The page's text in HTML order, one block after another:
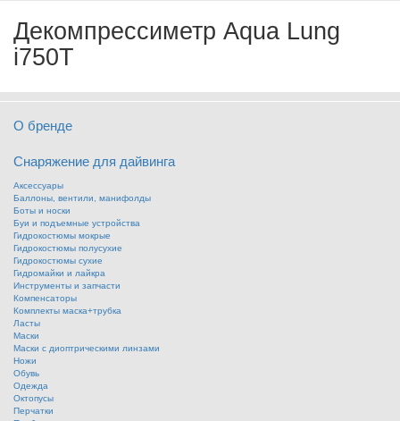
Декомпрессиметр Aqua Lung
i750T
О бренде
Снаряжение для дайвинга
Аксессуары
Баллоны, вентили, манифолды
Боты и носки
Буи и подъемные устройства
Гидрокостюмы мокрые
Гидрокостюмы полусухие
Гидрокостюмы сухие
Гидромайки и лайкра
Инструменты и запчасти
Компенсаторы
Комплекты маска+трубка
Ласты
Маски
Маски с диоптрическими линзами
Ножи
Обувь
Одежда
Октопусы
Перчатки